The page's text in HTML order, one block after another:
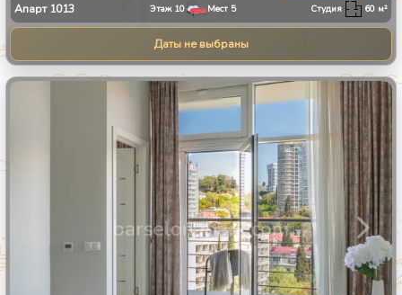
Апарт 1013 Этаж 10 Мест 5 Студия 60 м²
Даты не выбраны
1/23